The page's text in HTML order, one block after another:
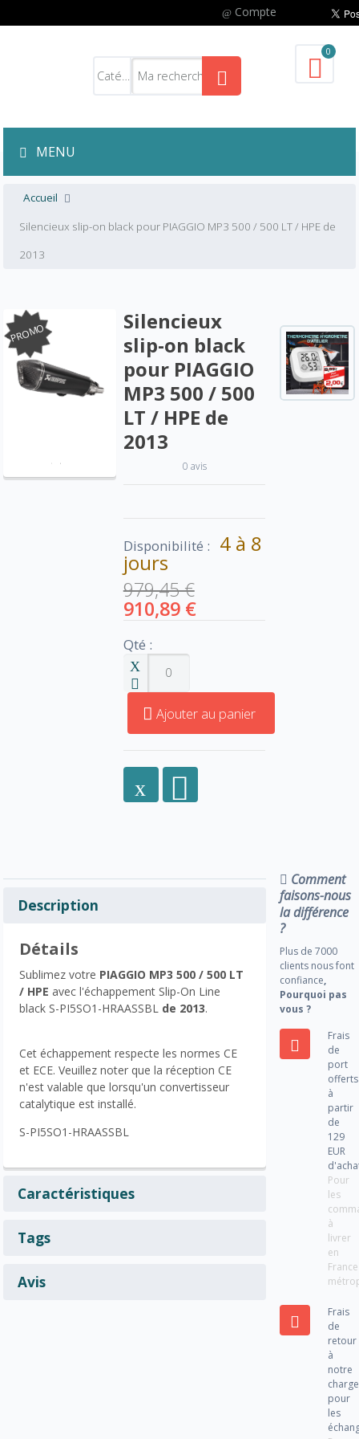
Compte
0
MENU
Accueil
Silencieux slip-on black pour PIAGGIO MP3 500 / 500 LT / HPE de
2013
PROMO
Silencieux
slip-on black
pour PIAGGIO
MP3 500 / 500
LT / HPE de
2013
0 avis
Disponibilité : 4 à 8
jours
979,45 €
910,89 €
Qté :
Ajouter au panier
Description
Détails
Sublimez votre PIAGGIO MP3 500 / 500 LT
/ HPE avec l'échappement Slip-On Line
black S-PI5SO1-HRAASSBL de 2013.
Cet échappement respecte les normes CE
et ECE. Veuillez noter que la réception CE
n'est valable que lorsqu'un convertisseur
catalytique est installé.
S-PI5SO1-HRAASSBL
Caractéristiques
Tags
Avis
Comment
faisons-nous
la différence
?
Plus de 7000
clients nous font
confiance,
Pourquoi pas
vous ?
Frais
de
port
offerts
à
partir
de
129
EUR
Pour
les
à
livrer
en
France
Frais
de
retour
à
notre
charge
pour
les